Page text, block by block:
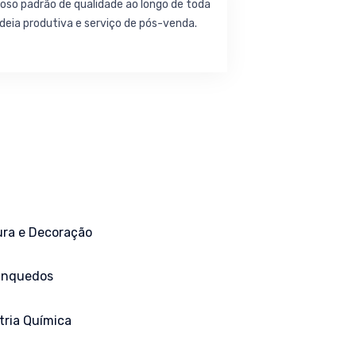
padrão de qualidade ao longo de toda
produtiva e serviço de pós-venda.
e Decoração
Química